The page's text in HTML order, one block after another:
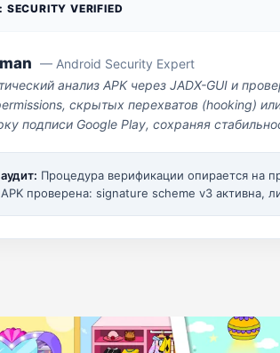
VERIFIED
— Android Security Expert
анализ APK через JADX-GUI и
скрытых перехватов (hooking)
подписи Google Play, сохраняя
Процедура верификации опирается на
проверена: signature scheme v3 активна,